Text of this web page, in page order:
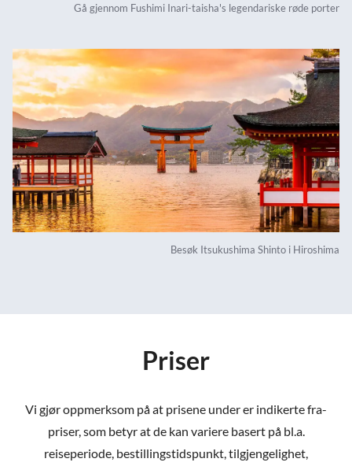
Gå gjennom Fushimi Inari-taisha's legendariske røde porter
Besøk Itsukushima Shinto i Hiroshima
Priser
Vi gjør oppmerksom på at prisene under er indikerte fra-
priser, som betyr at de kan variere basert på bl.a.
reiseperiode, bestillingstidspunkt, tilgjengelighet,